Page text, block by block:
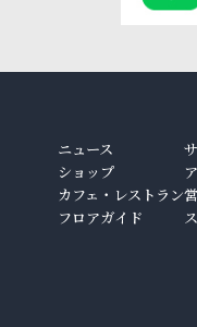
ニュース
ショップ
カフェ・レストラン
フロアガイド